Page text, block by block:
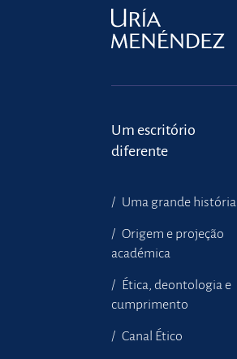
Um escritório
diferente
Uma grande história
Origem e projeção
académica
Ética, deontologia e
cumprimento
Canal Ético